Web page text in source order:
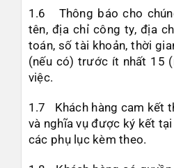
1.6 Thông báo cho
tên, địa chỉ công ty, địa
toán, số tài khoản, thời
(nếu có) trước ít nhất 15
việc.
1.7 Khách hàng cam kết
và nghĩa vụ được ký kết
các phụ lục kèm theo.